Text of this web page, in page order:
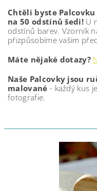
Chtěli byste
na 50 odstínů šedi! U
odstínů barev. Vzorník
přizpůsobíme vašim
Máte nějaké dotazy?
Naše Palcovky jsou
malované - každý kus
fotografie.